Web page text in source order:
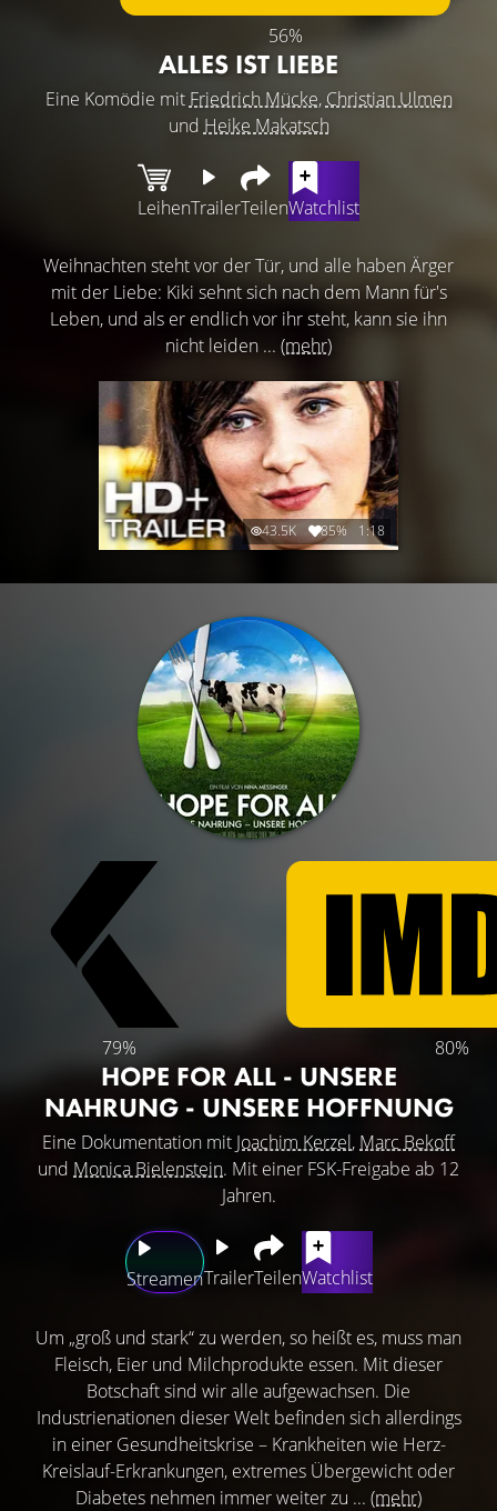
56%
ALLES IST LIEBE
Eine Komödie mit Friedrich Mücke, Christian Ulmen
und Heike Makatsch
LeihenTrailerTeilenWatchlist
Weihnachten steht vor der Tür, und alle haben Ärger
mit der Liebe: Kiki sehnt sich nach dem Mann für's
Leben, und als er endlich vor ihr steht, kann sie ihn
nicht leiden ... (mehr)
43.5K 85% 1:18
79% 80%
HOPE FOR ALL - UNSERE
NAHRUNG - UNSERE HOFFNUNG
Eine Dokumentation mit Joachim Kerzel, Marc Bekoff
und Monica Bielenstein. Mit einer FSK-Freigabe ab 12
Jahren.
StreamenTrailerTeilenWatchlist
Um „groß und stark“ zu werden, so heißt es, muss man
Fleisch, Eier und Milchprodukte essen. Mit dieser
Botschaft sind wir alle aufgewachsen. Die
Industrienationen dieser Welt befinden sich allerdings
in einer Gesundheitskrise – Krankheiten wie Herz-
Kreislauf-Erkrankungen, extremes Übergewicht oder
Diabetes nehmen immer weiter zu ... (mehr)